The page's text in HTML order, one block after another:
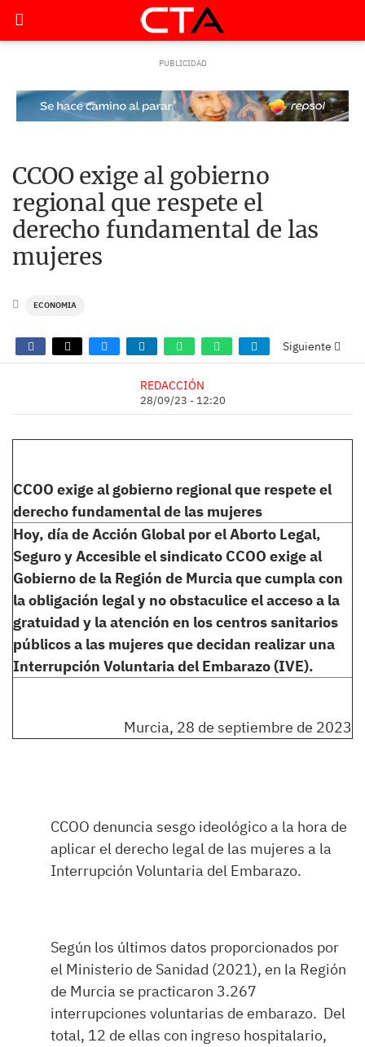
CCOO exige al gobierno
regional que respete el
derecho fundamental de las
mujeres
ECONOMIA
Siguiente
REDACCIÓN
28/09/23 - 12:20
CCOO exige al gobierno regional que respete el
derecho fundamental de las mujeres
Hoy, día de Acción Global por el Aborto Legal,
Seguro y Accesible el sindicato CCOO exige al
Gobierno de la Región de Murcia que cumpla con
la obligación legal y no obstaculice el acceso a la
gratuidad y la atención en los centros sanitarios
públicos a las mujeres que decidan realizar una
Interrupción Voluntaria del Embarazo (IVE).
Murcia, 28 de septiembre de 2023
CCOO denuncia sesgo ideológico a la hora de
aplicar el derecho legal de las mujeres a la
Interrupción Voluntaria del Embarazo.
Según los últimos datos proporcionados por
el Ministerio de Sanidad (2021), en la Región
de Murcia se practicaron 3.267
interrupciones voluntarias de embarazo. Del
total, 12 de ellas con ingreso hospitalario,